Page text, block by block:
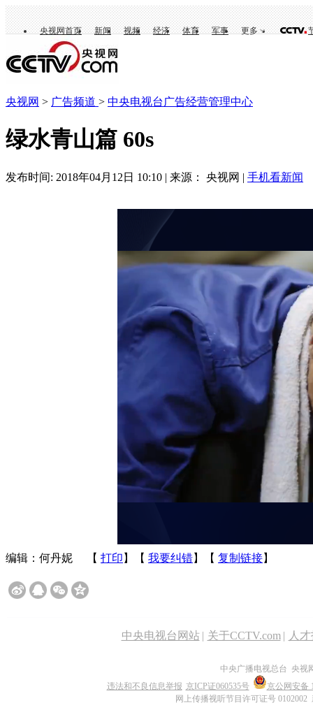
央视网首页 新闻 视频 经济 体育 军事 更多
央视网 > 广告频道 > 中央电视台广告经营管理中心
绿水青山篇 60s
发布时间: 2018年04月12日 10:10 | 来源： 央视网 | 手机看新闻
编辑：何丹妮 【 打印 】【 我要纠错】【 复制链接】
中央电视台网站 | 关于CCTV.com | 人
中央广播电视总台 央视
违法和不良信息举报 京ICP证060535号
京公网安备
网上传播视听节目许可证号 0102002